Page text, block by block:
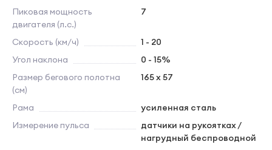
Пиковая мощность
двигателя (л.с.)
7
Скорость (км/ч)
1 - 20
Угол наклона
0 - 15%
Размер бегового полотна
(см)
165 x 57
Рама
усиленная сталь
Измерение пульса
датчики на рукоятках /
нагрудный беспроводной